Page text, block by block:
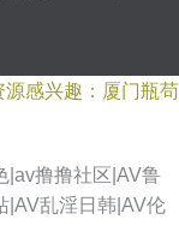
感兴趣：厦门瓶苟
|av撸撸社区|AV鲁
|AV乱淫日韩|AV伦